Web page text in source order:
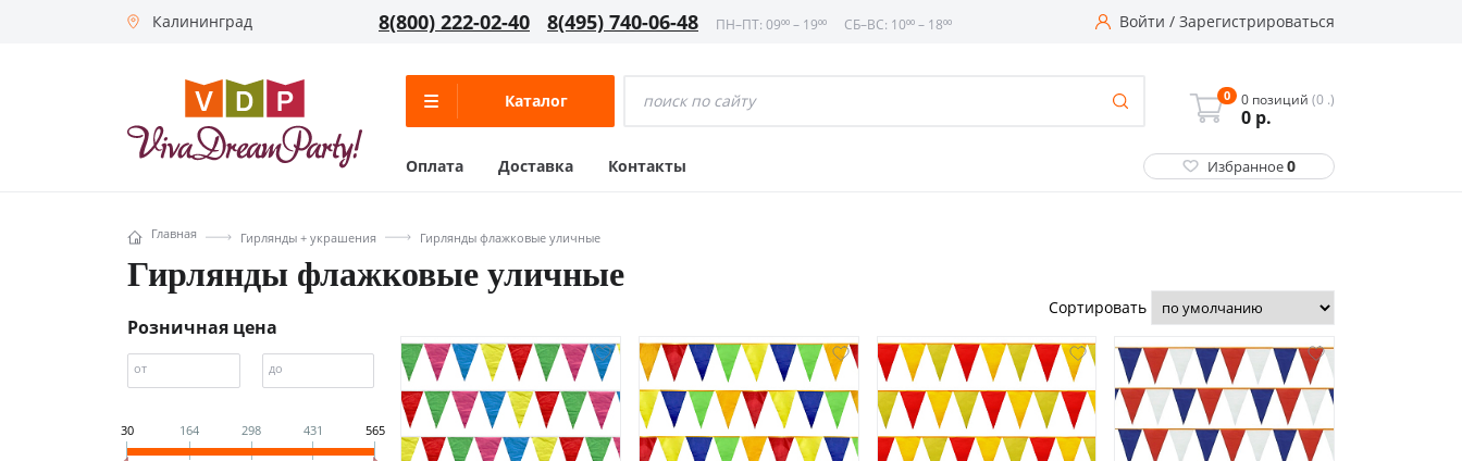
Калининград 8(800) 222-02-40 8(495) 740-06-48 ПН–ПТ: 09⁰⁰ – 19⁰⁰ СБ–ВС: 10⁰⁰ – 18⁰⁰ Войти / Зарегистрироваться
Каталог 0 0 позиций (0 .)
0 р.
Оплата Доставка Контакты Избранное0
Главная Гирлянды + украшения Гирлянды флажковые уличные
Гирлянды флажковые уличные
Розничная цена
от до
30 164 298 431 565
Сортировать